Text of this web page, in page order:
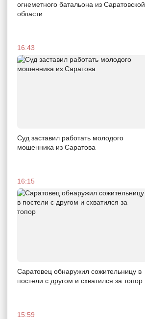
огнеметного батальона из Саратовской
области
16:43
Суд заставил работать молодого
мошенника из Саратова
16:15
Саратовец обнаружил сожительницу в
постели с другом и схватился за топор
15:59